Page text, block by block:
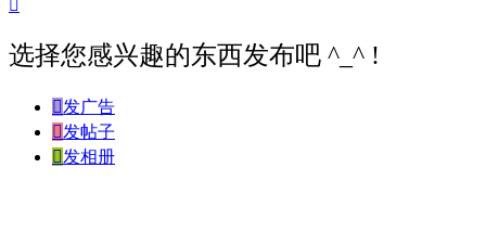

选择您感兴趣的东西发布吧 ^_^ !
发广告
发帖子
发相册